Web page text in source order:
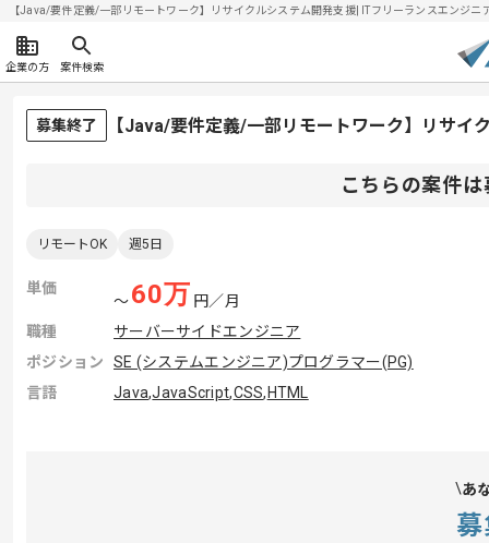
【Java/要件定義/一部リモートワーク】リサイクルシステム開発支援| ITフリーランスエンジ
企業の方 案件検索
募集終了 【Java/要件定義/一部リモートワーク】リサイ
こちらの案件
リモートOK 週5日
単価
〜60万 円／月
職種
サーバーサイドエンジニア
ポジション
SE (システムエンジニア)プログラマー(PG)
言語
Java,JavaScript,CSS, HTML
あ